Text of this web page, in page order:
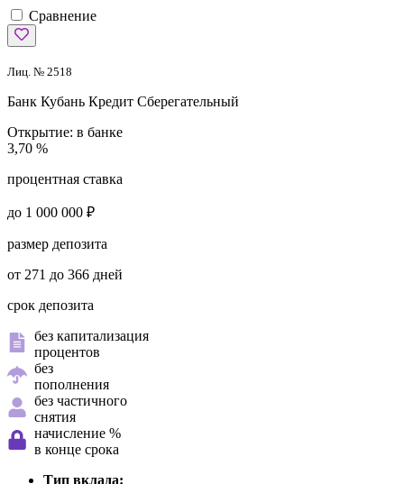
Сравнение
Лиц. № 2518
Банк Кубань Кредит Сберегательный
Открытие: в банке
3,70 %
процентная ставка
до 1 000 000 ₽
размер депозита
от 271 до 366 дней
срок депозита
без капитализация
процентов
без
пополнения
без частичного
снятия
начисление %
в конце срока
Тип вклада: